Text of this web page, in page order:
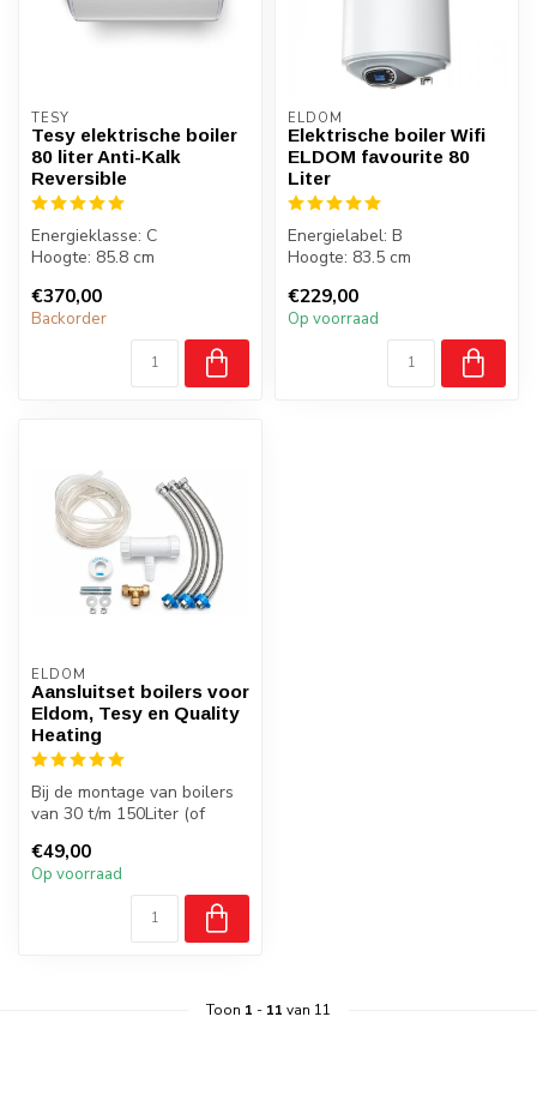
TESY
Tesy elektrische boiler
80 liter Anti-Kalk
Reversible
Energieklasse: C
Hoogte: 85.8 cm
Diepte: 46.7 cm
€370,00
Backorder
ELDOM
Elektrische boiler Wifi
ELDOM favourite 80
Liter
Energielabel: B
Hoogte: 83.5 cm
Diepte: 48.4 cm
€229,00
Op voorraad
ELDOM
Aansluitset boilers voor
Eldom, Tesy en Quality
Heating
Bij de montage van boilers
van 30 t/m 150Liter (of
moet...
€49,00
Op voorraad
Toon 1 - 11 van 11